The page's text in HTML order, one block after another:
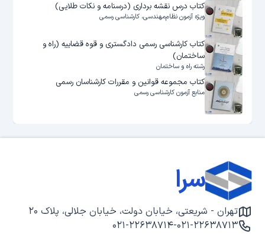
کتاب درس نقشه‌ برداری (درسنامه و نکات طلایی)
ویژه آزمون نظام‌مهندسی، کارشناسی رسمی
کتاب کارشناسی رسمی دادگستری و قوه قضاییه (راه و
ساختمان)
رشته راه و ساختمان
کتاب مجموعه قوانین و مقررات کارشناسان رسمی
منابع آزمون کارشناسی رسمی
سرا
تهران - شریعتی، خیابان دولت، خیابان جلالی، پلاک ۲۰
۰۲۱-۲۲۶۳۸۷۱۳-۰۲۱-۲۲۶۳۸۷۱۴